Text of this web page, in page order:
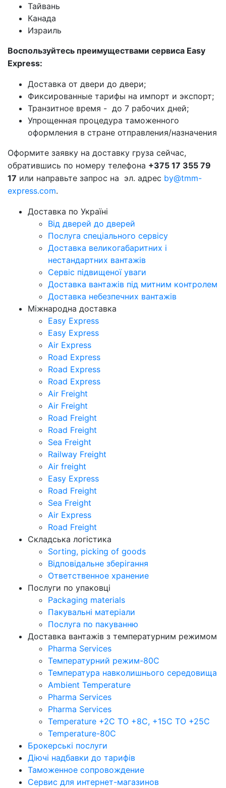
Тайвань
Канада
Израиль
Воспользуйтесь преимуществами сервиса Easy
Express:
Доставка от двери до двери;
Фиксированные тарифы на импорт и экспорт;
Транзитное время - до 7 рабочих дней;
Упрощенная процедура таможенного
оформления в стране отправления/назначения
Оформите заявку на доставку груза сейчас,
обратившись по номеру телефона +375 17 355 79
17 или направьте запрос на эл. адрес by@tmm-
express.com.
Доставка по Україні
Від дверей до дверей
Послуга спеціального сервісу
Доставка великогабаритних і
нестандартних вантажів
Сервіс підвищеної уваги
Доставка вантажів під митним контролем
Доставка небезпечних вантажів
Міжнародна доставка
Easy Express
Easy Express
Air Express
Road Express
Road Express
Road Express
Air Freight
Air Freight
Road Freight
Road Freight
Sea Freight
Railway Freight
Air freight
Easy Express
Road Freight
Sea Freight
Air Express
Road Freight
Складська логістика
Sorting, picking of goods
Відповідальне зберігання
Ответственное хранение
Послуги по упаковці
Packaging materials
Пакувальнi матерiали
Послуга по пакуванню
Доставка вантажів з температурним режимом
Pharma Services
Температурний режим-80С
Температура навколишнього середовища
Ambient Temperature
Pharma Services
Pharma Services
Temperature +2C TO +8С, +15C TO +25С
Temperature-80С
Брокерські послуги
Діючі надбавки до тарифів
Таможенное сопровождение
Сервис для интернет-магазинов